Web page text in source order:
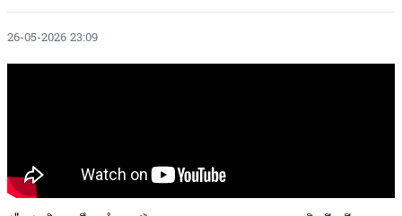
26-05-2026 23:09